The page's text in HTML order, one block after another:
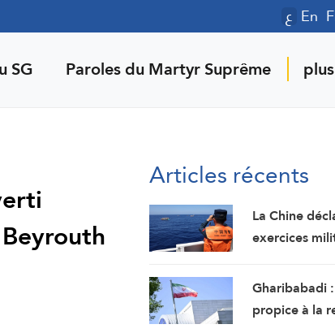
ع En
SG Paroles du Martyr Suprême plus
Articles récents
La Chine
exercices
aux
Philippines
Gharibabadi
propice à la